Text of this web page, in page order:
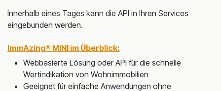
Innerhalb eines Tages kann die API in Ihren Services
eingebunden werden.
ImmAzing® MINI im Überblick:
Webbasierte Lösung oder API für die schnelle
Wertindikation von Wohnimmobilien
Geeignet für einfache Anwendungen ohne